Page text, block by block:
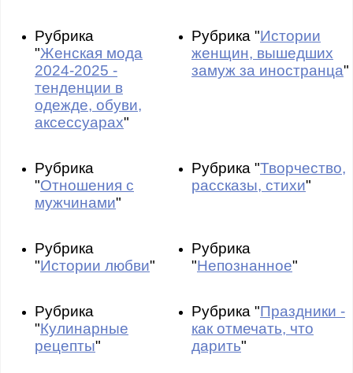
Рубрика
"Женская мода
2024-2025 -
тенденции в
одежде, обуви,
аксессуарах"
Рубрика "Истории
женщин, вышедших
замуж за иностранца"
Рубрика
"Отношения с
мужчинами"
Рубрика "Творчество,
рассказы, стихи"
Рубрика
"Истории любви"
Рубрика
"Непознанное"
Рубрика
"Кулинарные
рецепты"
Рубрика "Праздники -
как отмечать, что
дарить"